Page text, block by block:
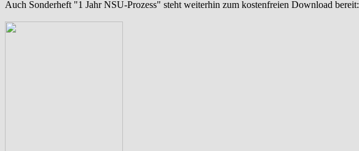
Auch Sonderheft "1 Jahr NSU-Prozess" steht weiterhin zum kostenfreien Download bereit: